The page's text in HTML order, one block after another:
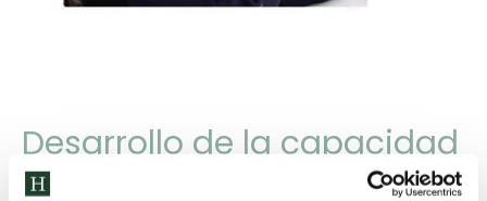
Desarrollo de la capacidad
crítica